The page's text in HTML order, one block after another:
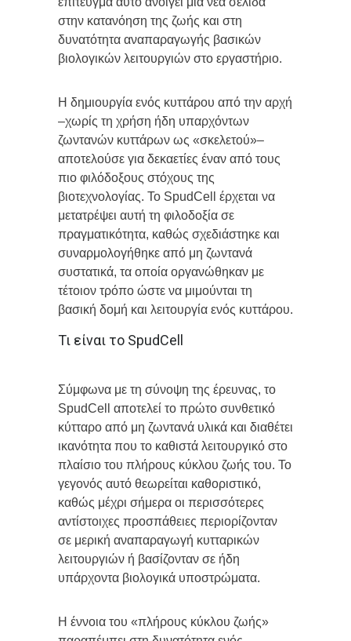
στην κατανόηση της ζωής και στη
δυνατότητα αναπαραγωγής βασικών
βιολογικών λειτουργιών στο εργαστήριο.
Η δημιουργία ενός κυττάρου από την αρχή
–χωρίς τη χρήση ήδη υπαρχόντων
ζωντανών κυττάρων ως «σκελετού»–
αποτελούσε για δεκαετίες έναν από τους
πιο φιλόδοξους στόχους της
βιοτεχνολογίας. Το SpudCell έρχεται να
μετατρέψει αυτή τη φιλοδοξία σε
πραγματικότητα, καθώς σχεδιάστηκε και
συναρμολογήθηκε από μη ζωντανά
συστατικά, τα οποία οργανώθηκαν με
τέτοιον τρόπο ώστε να μιμούνται τη
βασική δομή και λειτουργία ενός κυττάρου.
Τι είναι το SpudCell
Σύμφωνα με τη σύνοψη της έρευνας, το
SpudCell αποτελεί το πρώτο συνθετικό
κύτταρο από μη ζωντανά υλικά και διαθέτει
ικανότητα που το καθιστά λειτουργικό στο
πλαίσιο του πλήρους κύκλου ζωής του. Το
γεγονός αυτό θεωρείται καθοριστικό,
καθώς μέχρι σήμερα οι περισσότερες
αντίστοιχες προσπάθειες περιορίζονταν
σε μερική αναπαραγωγή κυτταρικών
λειτουργιών ή βασίζονταν σε ήδη
υπάρχοντα βιολογικά υποστρώματα.
Η έννοια του «πλήρους κύκλου ζωής»